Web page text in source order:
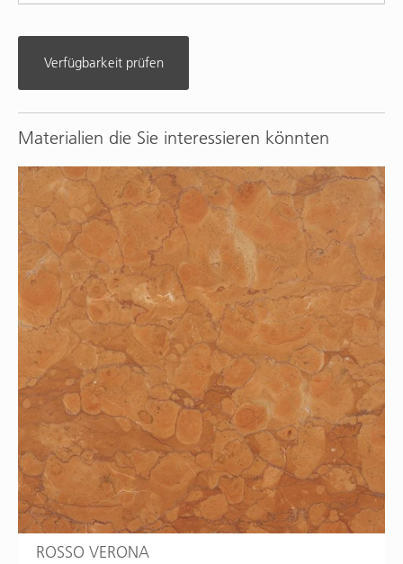
Verfügbarkeit prüfen
Materialien die Sie interessieren könnten
ROSSO VERONA